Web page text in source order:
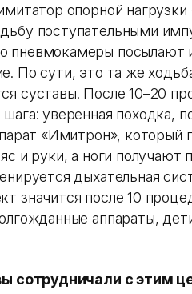
опорной нагрузки
поступательными
пневмокамеры посылают
По сути, это та же
суставы. После 10–20
уверенная походка,
«Имитрон», который
и руки, а ноги получают
дыхательная
значится после 10
аппараты,
сотрудничали с этим